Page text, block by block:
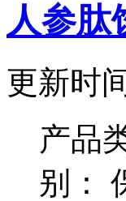
人参肽
更新时
产品
别：